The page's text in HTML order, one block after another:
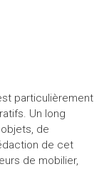
particulièrement
Un long
de
de cet
de mobilier,